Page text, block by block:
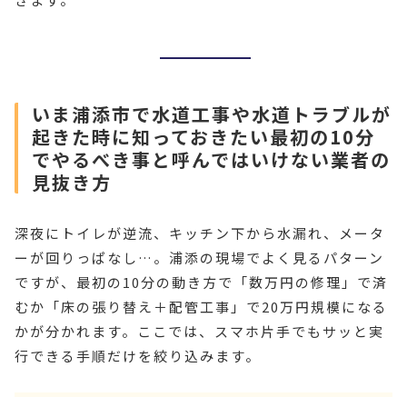
いま浦添市で水道工事や水道トラブルが
起きた時に知っておきたい最初の10分
でやるべき事と呼んではいけない業者の
見抜き方
深夜にトイレが逆流、キッチン下から水漏れ、メータ
ーが回りっぱなし…。浦添の現場でよく見るパターン
ですが、最初の10分の動き方で「数万円の修理」で済
むか「床の張り替え＋配管工事」で20万円規模になる
かが分かれます。ここでは、スマホ片手でもサッと実
行できる手順だけを絞り込みます。